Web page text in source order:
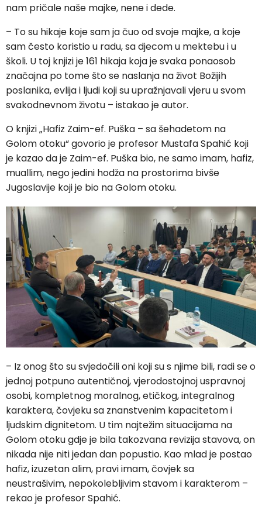
nam pričale naše majke, nene i dede.
– To su hikaje koje sam ja čuo od svoje majke, a koje
sam često koristio u radu, sa djecom u mektebu i u
školi. U toj knjizi je 161 hikaja koja je svaka ponaosob
značajna po tome što se naslanja na život Božijih
poslanika, evlija i ljudi koji su upražnjavali vjeru u svom
svakodnevnom životu – istakao je autor.
O knjizi „Hafiz Zaim-ef. Puška – sa šehadetom na
Golom otoku“ govorio je profesor Mustafa Spahić koji
je kazao da je Zaim-ef. Puška bio, ne samo imam, hafiz,
muallim, nego jedini hodža na prostorima bivše
Jugoslavije koji je bio na Golom otoku.
– Iz onog što su svjedočili oni koji su s njime bili, radi se o
jednoj potpuno autentičnoj, vjerodostojnoj uspravnoj
osobi, kompletnog moralnog, etičkog, integralnog
karaktera, čovjeku sa znanstvenim kapacitetom i
ljudskim dignitetom. U tim najtežim situacijama na
Golom otoku gdje je bila takozvana revizija stavova, on
nikada nije niti jedan dan popustio. Kao mlad je postao
hafiz, izuzetan alim, pravi imam, čovjek sa
neustrašivim, nepokolebljivim stavom i karakterom –
rekao je profesor Spahić.